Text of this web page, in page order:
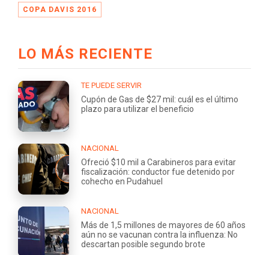
COPA DAVIS 2016
LO MÁS RECIENTE
TE PUEDE SERVIR
Cupón de Gas de $27 mil: cuál es el último
plazo para utilizar el beneficio
NACIONAL
Ofreció $10 mil a Carabineros para evitar
fiscalización: conductor fue detenido por
cohecho en Pudahuel
NACIONAL
Más de 1,5 millones de mayores de 60 años
aún no se vacunan contra la influenza: No
descartan posible segundo brote